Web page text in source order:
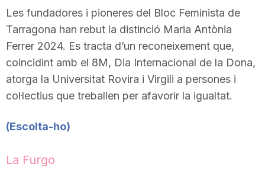
Les fundadores i pioneres del Bloc Feminista de
Tarragona han rebut la distinció Maria Antònia
Ferrer 2024. Es tracta d’un reconeixement que,
coincidint amb el 8M, Dia Internacional de la Dona,
atorga la Universitat Rovira i Virgili a persones i
col·lectius que treballen per afavorir la igualtat.
(Escolta-ho)
La Furgo